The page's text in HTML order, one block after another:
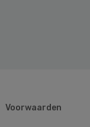
Voorwaarden